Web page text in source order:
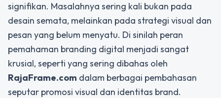
signifikan. Masalahnya sering kali bukan pada
desain semata, melainkan pada strategi visual dan
pesan yang belum menyatu. Di sinilah peran
pemahaman branding digital menjadi sangat
krusial, seperti yang sering dibahas oleh
RajaFrame.com dalam berbagai pembahasan
seputar promosi visual dan identitas brand.